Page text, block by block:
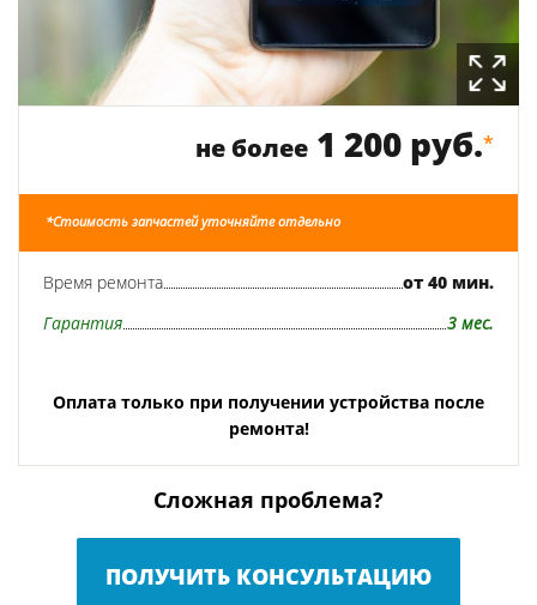
не более 1 200 руб.*
*Стоимость запчастей уточняйте отдельно
Время ремонта
от 40 мин.
Гарантия
3 мес.
Оплата только при получении устройства после
ремонта!
Сложная проблема?
ПОЛУЧИТЬ КОНСУЛЬТАЦИЮ